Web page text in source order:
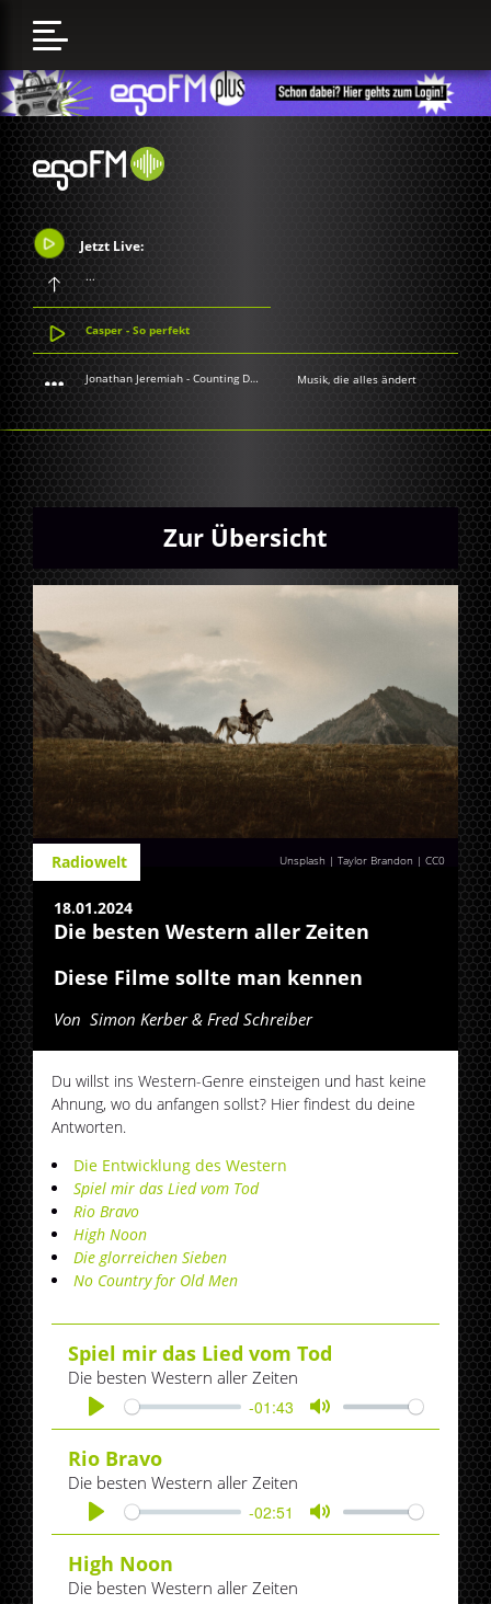
Jetzt Live:
...
Casper - So perfekt
Jonathan Jeremiah - Counting Down The Days Musik, die alles ändert
Zur Übersicht
Unsplash | Taylor Brandon |CC0
Radiowelt
18.01.2024
Die besten Western aller Zeiten
Diese Filme sollte man kennen
Von Simon Kerber & Fred Schreiber
Du willst ins Western-Genre einsteigen und hast keine
Ahnung, wo du anfangen sollst? Hier findest du deine
Antworten.
Die Entwicklung des Western
Spiel mir das Lied vom Tod
​Rio Bravo
​High Noon
Die glorreichen Sieben
No Country for Old Men
Spiel mir das Lied vom Tod
Die besten Western aller Zeiten
Play
-01:43
Mute
Rio Bravo
Die besten Western aller Zeiten
Play
-02:51
Mute
High Noon
Die besten Western aller Zeiten